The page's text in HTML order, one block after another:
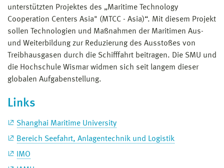
unterstützten Projektes des „Maritime Technology
Cooperation Centers Asia" (MTCC - Asia)“. Mit diesem Projekt
sollen Technologien und Maßnahmen der Maritimen Aus-
und Weiterbildung zur Reduzierung des Ausstoßes von
Treibhausgasen durch die Schifffahrt beitragen. Die SMU und
die Hochschule Wismar widmen sich seit langem dieser
globalen Aufgabenstellung.
Links
Shanghai Maritime University
Bereich Seefahrt, Anlagentechnik und Logistik
IMO